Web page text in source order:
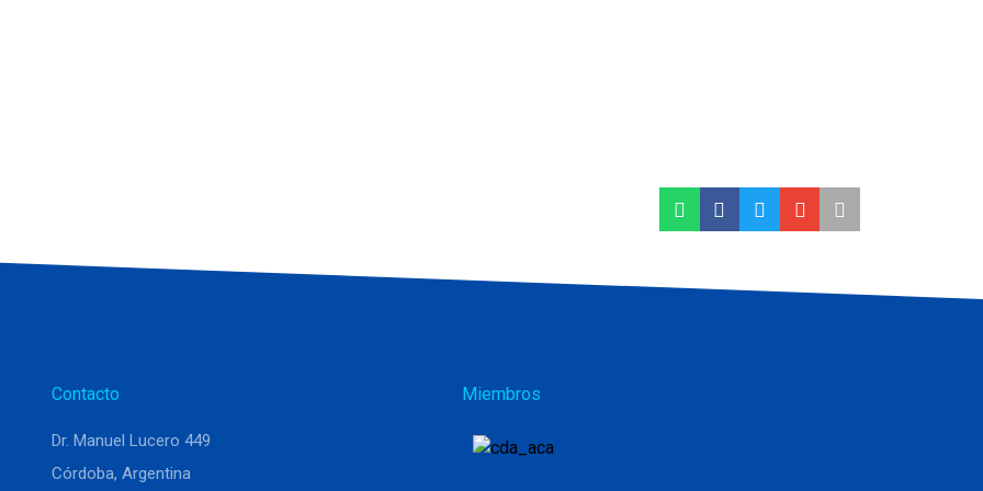
Contacto
Dr. Manuel Lucero 449
Córdoba, Argentina
Miembros